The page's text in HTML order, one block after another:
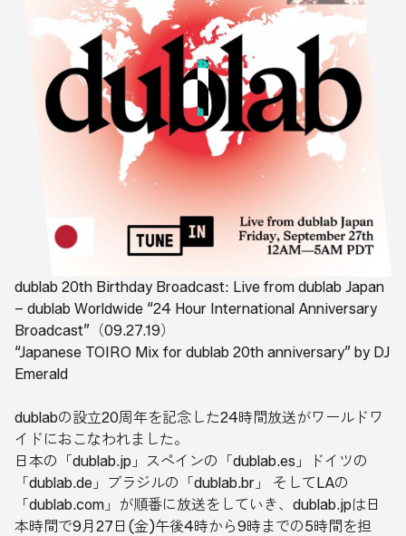
dublab 20th Birthday Broadcast: Live from dublab Japan
– dublab Worldwide “24 Hour International Anniversary
Broadcast”（09.27.19）
“Japanese TOIRO Mix for dublab 20th anniversary” by DJ
Emerald
dublabの設立20周年を記念した24時間放送がワールドワ
イドにおこなわれました。
日本の「dublab.jp」スペインの「dublab.es」ドイツの
「dublab.de」ブラジルの「dublab.br」 そしてLAの
「dublab.com」が順番に放送をしていき、dublab.jpは日
本時間で9月27日(金)午後4時から9時までの5時間を担